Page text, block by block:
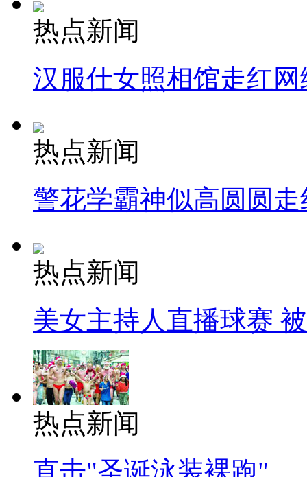
热点新闻
汉服仕女照相馆走红网
热点新闻
警花学霸神似高圆圆走
热点新闻
美女主持人直播球赛
热点新闻
直击"圣诞泳装裸跑"